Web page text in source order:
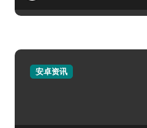
安卓资讯